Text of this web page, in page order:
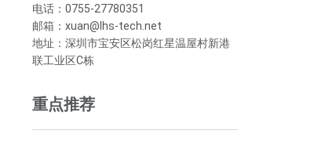
电话：0755-27780351
邮箱：xuan@lhs-tech.net
地址：深圳市宝安区松岗红星温屋村新港
联工业区C栋
重点推荐